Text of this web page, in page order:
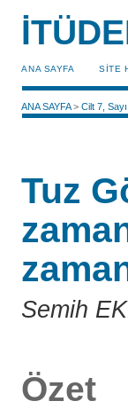
ANA SAYFA SİTE
ANA SAYFA>Cilt 7,
Tuz
Semih
Özet